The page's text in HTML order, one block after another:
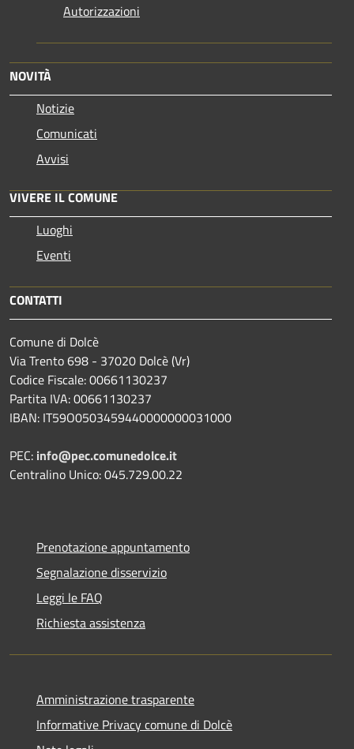
Autorizzazioni
NOVITÀ
Notizie
Comunicati
Avvisi
VIVERE IL COMUNE
Luoghi
Eventi
CONTATTI
Comune di Dolcè
Via Trento 698 - 37020 Dolcè (Vr)
Codice Fiscale: 00661130237
Partita IVA: 00661130237
IBAN: IT59O0503459440000000031000
PEC: info@pec.comunedolce.it
Centralino Unico: 045.729.00.22
Prenotazione appuntamento
Segnalazione disservizio
Leggi le FAQ
Richiesta assistenza
Amministrazione trasparente
Informative Privacy comune di Dolcè